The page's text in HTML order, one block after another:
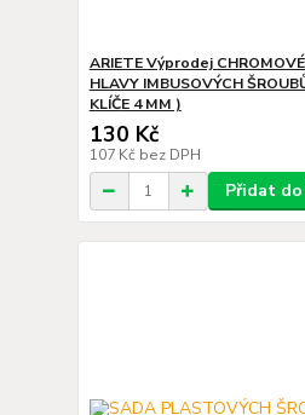
ARIETE Výprodej
HLAVY IMBUSOVÝCH
KLÍČE 4 MM )
130 Kč
107 Kč bez DPH
Přidat